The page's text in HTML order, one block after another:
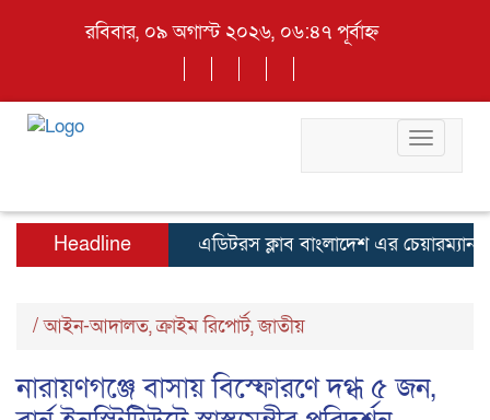
রবিবার, ০৯ অগাস্ট ২০২৬, ০৬:৪৭ পূর্বাহ্ন
Toggle
Headline এডিটরস ক্লাব বাংলাদেশ এর চেয়ারম্যান
/আইন-আদালত,ক্রাইম রিপোর্ট,জাতীয়
নারায়ণগঞ্জে বাসায় বিস্ফোরণে দগ্ধ ৫ জন,